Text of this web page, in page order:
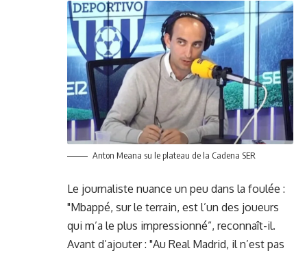
Anton Meana su le plateau de la Cadena SER
Le journaliste nuance un peu dans la foulée :
"Mbappé, sur le terrain, est l’un des joueurs
qui m’a le plus impressionné”, reconnaît-il.
Avant d’ajouter : "Au Real Madrid, il n’est pas